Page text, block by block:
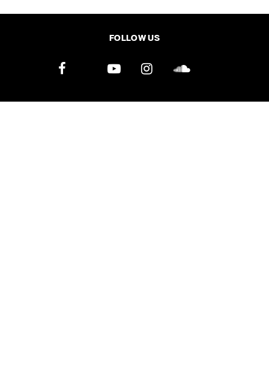
FOLLOW US